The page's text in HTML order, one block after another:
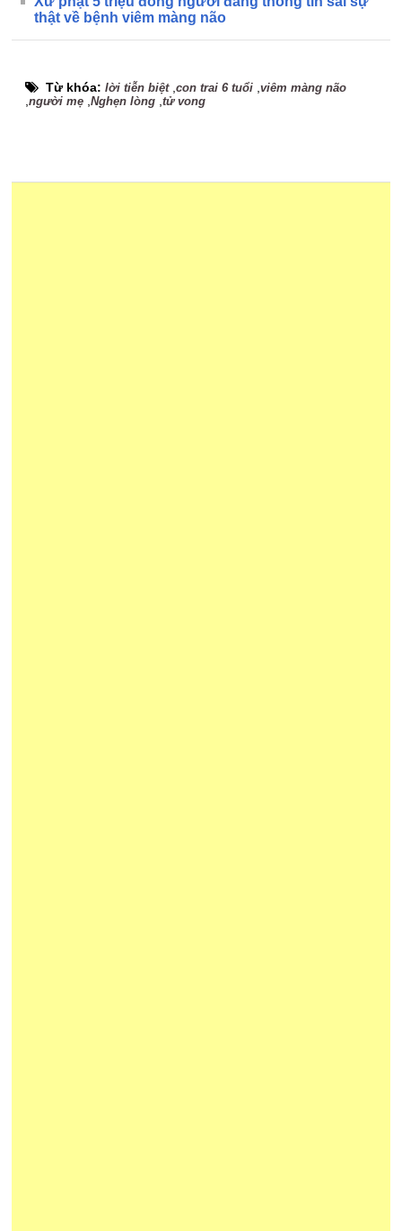
thật về bệnh viêm màng não
Từ khóa:lời tiễn biệt,con trai 6 tuổi ,viêm màng não
,người mẹ ,Nghẹn lòng ,tử vong